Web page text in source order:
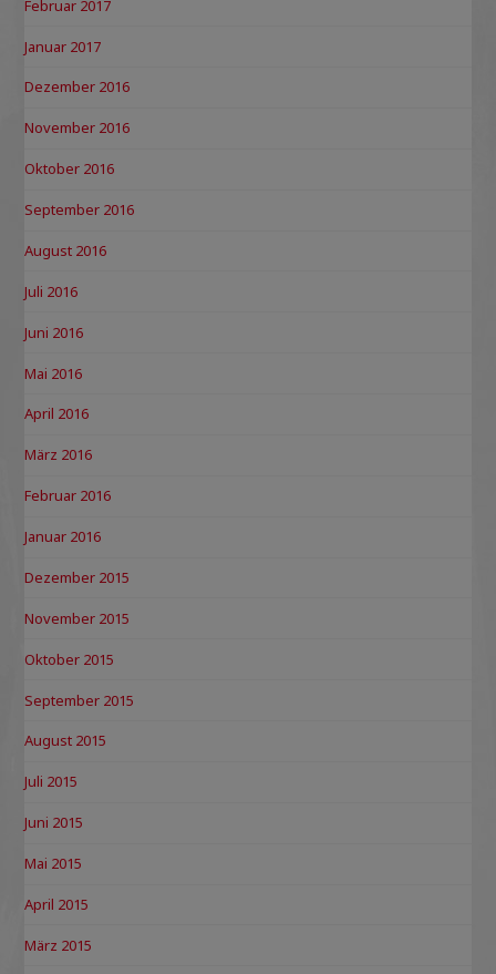
Februar 2017
Januar 2017
Dezember 2016
November 2016
Oktober 2016
September 2016
August 2016
Juli 2016
Juni 2016
Mai 2016
April 2016
März 2016
Februar 2016
Januar 2016
Dezember 2015
November 2015
Oktober 2015
September 2015
August 2015
Juli 2015
Juni 2015
Mai 2015
April 2015
März 2015